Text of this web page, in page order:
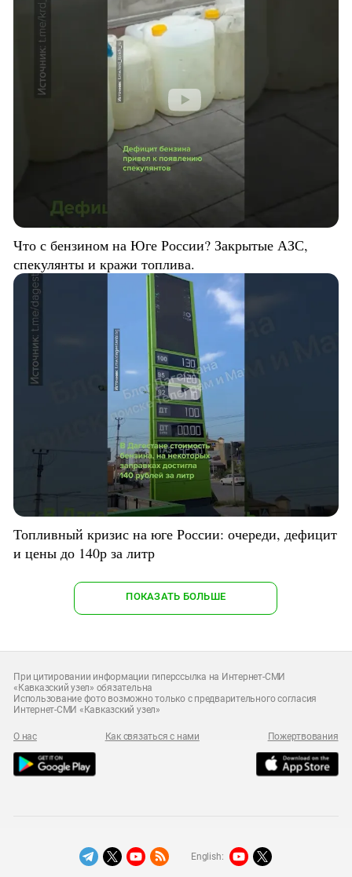
Что с бензином на Юге России? Закрытые АЗС,
спекулянты и кражи топлива.
Топливный кризис на юге России: очереди, дефицит
и цены до 140р за литр
ПОКАЗАТЬ БОЛЬШЕ
При цитировании информации гиперссылка на Интернет-СМИ
«Кавказский узел» обязательна
Использование фото возможно только с предварительного согласия
Интернет-СМИ «Кавказский узел»
О нас Как связаться с нами Пожертвования
English: